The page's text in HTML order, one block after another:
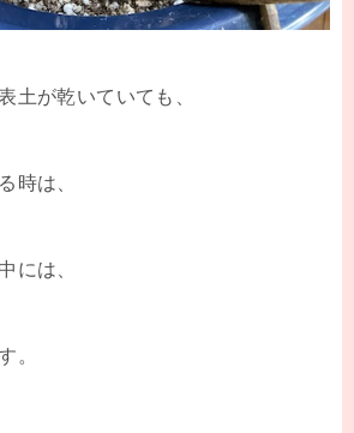
土が乾いていても、
時は、
には、
。